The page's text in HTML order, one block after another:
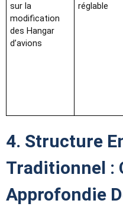
sur la
modification
des Hangar
d’avions
réglable
4. Structure
Traditionnel :
Approfondie